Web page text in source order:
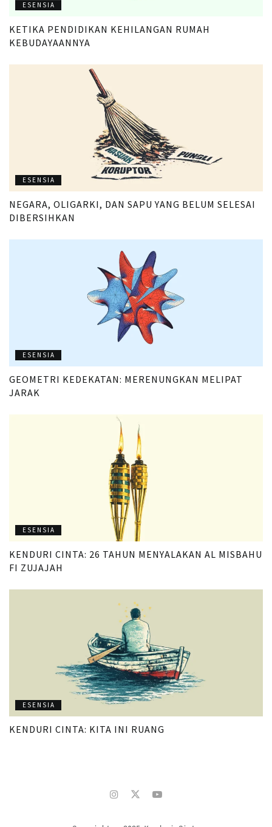
ESENSIA
KETIKA PENDIDIKAN KEHILANGAN RUMAH
KEBUDAYAANNYA
ESENSIA
NEGARA, OLIGARKI, DAN SAPU YANG BELUM SELESAI
DIBERSIHKAN
ESENSIA
GEOMETRI KEDEKATAN: MERENUNGKAN MELIPAT
JARAK
ESENSIA
KENDURI CINTA: 26 TAHUN MENYALAKAN AL MISBAHU
FI ZUJAJAH
ESENSIA
KENDURI CINTA: KITA INI RUANG